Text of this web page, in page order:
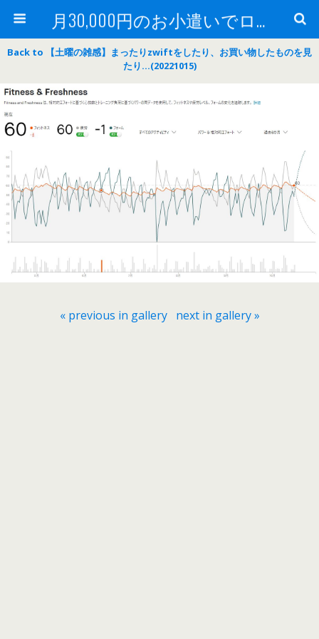
月30,000円のお小遣いでロードバイク
Back to 【土曜の雑感】まったりzwiftをしたり、お買い物したものを見
たり…(20221015)
« previous in gallery next in gallery »